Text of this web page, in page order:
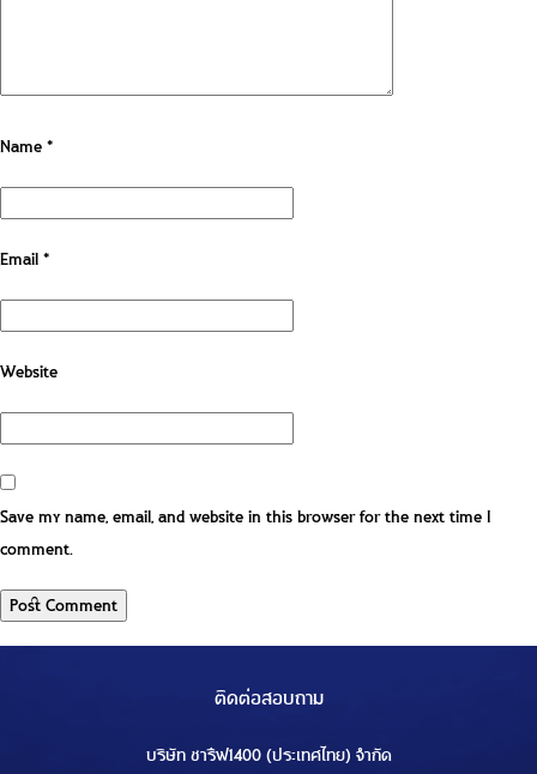
Name*
Email*
Website
Save my name, email, and website in this browser for the next time I
comment.
ติดต่อสอบถาม
บริษัท ชารีฟ1400 (ประเทศไทย) จำกัด